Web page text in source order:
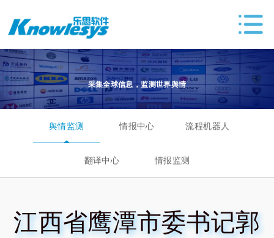
采集全球信息，监测世界舆情
舆情监测 情报中心 流程机器人
翻译中心 情报监测
江西省鹰潭市委书记郭